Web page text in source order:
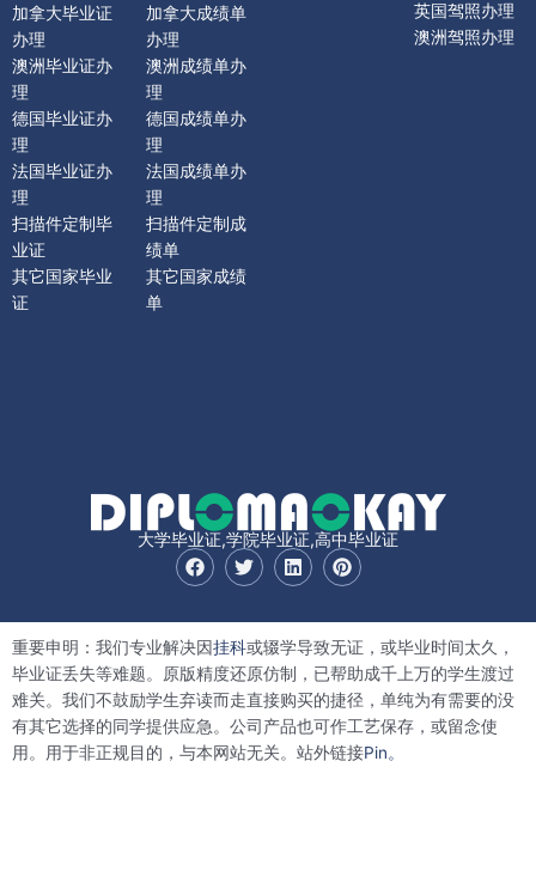
加拿大毕业证
办理
澳洲毕业证办
理
德国毕业证办
理
法国毕业证办
理
扫描件定制毕
业证
其它国家毕业
证
加拿大成绩单
办理
澳洲成绩单办
理
德国成绩单办
理
法国成绩单办
理
扫描件定制成
绩单
其它国家成绩
单
英国驾照办理
澳洲驾照办理
大学毕业证,学院毕业证,高中毕业证
F
a
o
o
k
T
w
t
e
r
L
i
d
i
n
P
i
r
e
s
t
重要申明：我们专业解决因挂科或辍学导致无证，或毕业时间太久，
毕业证丢失等难题。原版精度还原仿制，已帮助成千上万的学生渡过
难关。我们不鼓励学生弃读而走直接购买的捷径，单纯为有需要的没
有其它选择的同学提供应急。公司产品也可作工艺保存，或留念使
用。用于非正规目的，与本网站无关。站外链接Pin。